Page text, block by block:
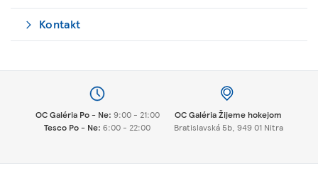
Kontakt
OC Galéria Po - Ne: 9:00 - 21:00
Tesco Po - Ne: 6:00 - 22:00
OC Galéria Žijeme hokejom
Bratislavská 5b, 949 01 Nitra